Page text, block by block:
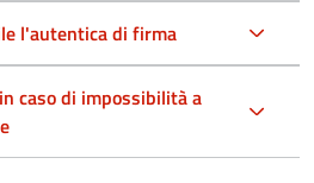
l'autentica di firma
caso di impossibilità a